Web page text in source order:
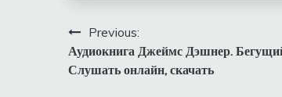
Навигация
по
Previous:
Аудиокнига Джеймс Дэшнер.
Слушать онлайн, скачать